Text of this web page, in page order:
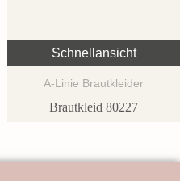
Schnellansicht
A-Linie Brautkleider
Brautkleid 80227